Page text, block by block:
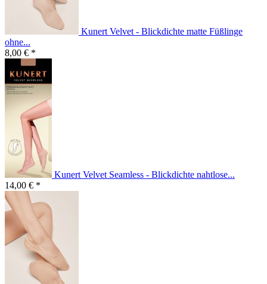
Kunert Velvet - Blickdichte matte Füßlinge
ohne...
8,00 € *
Kunert Velvet Seamless - Blickdichte nahtlose...
14,00 € *